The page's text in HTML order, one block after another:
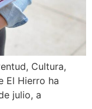
Cultura,
El Hierro ha
julio, a